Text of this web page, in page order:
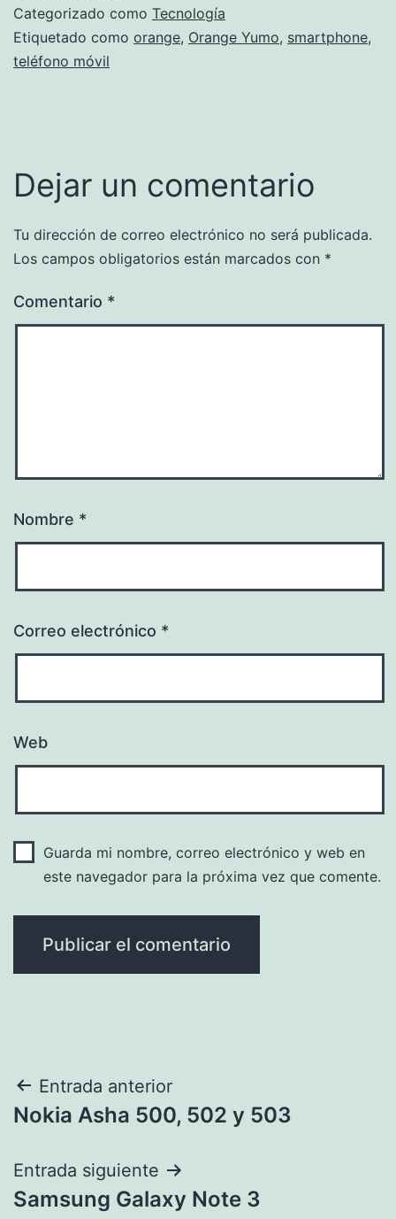
Categorizado como Tecnología
Etiquetado como orange, Orange Yumo, smartphone,
teléfono móvil
Dejar un comentario
Tu dirección de correo electrónico no será publicada.
Los campos obligatorios están marcados con *
Comentario *
Nombre *
Correo electrónico *
Web
Guarda mi nombre, correo electrónico y web en
este navegador para la próxima vez que comente.
Navegación
de
entradas
Entrada anterior
Nokia Asha 500, 502 y 503
Entrada siguiente
Samsung Galaxy Note 3